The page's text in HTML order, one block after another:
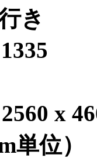
き
1335
2560 x
単位）